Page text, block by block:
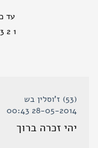
1
2
3
(53) ז'וסלין בש
28-05-2014 00:43
יהי זכרה ברוך